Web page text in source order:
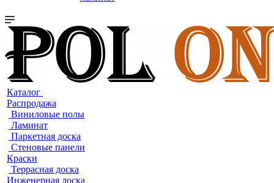
Каталог
Распродажа
Виниловые полы
Ламинат
Паркетная доска
Стеновые панели
Краски
Террасная доска
Инженерная доска